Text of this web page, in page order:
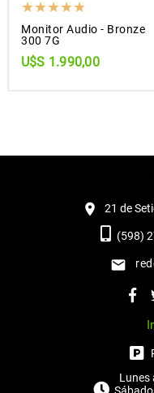
Monitor Audio - Bronze
300 7G
U$S 1.990,00
21 de
(598)
Lunes